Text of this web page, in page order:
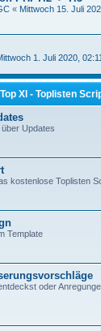
« Mittwoch 15. Juli
1. Juli 2020, 02:11
Top Xl - Toplisten
Updates
kostenlose Toplisten
Template
oder